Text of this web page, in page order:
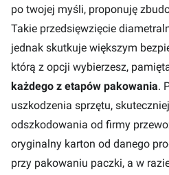
po twojej myśli, proponuję
Takie przedsięwzięcie
jednak skutkuje większym
którą z opcji wybierzesz,
każdego z etapów pakowania.
uszkodzenia sprzętu,
odszkodowania od firmy
oryginalny karton od danego
przy pakowaniu paczki, a w